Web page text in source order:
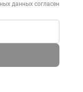
данных согласен